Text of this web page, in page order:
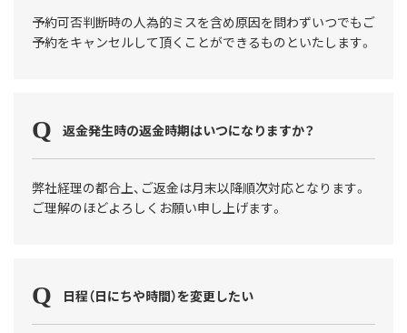
予約可否判断時の人為的ミスを含め原因を問わずいつでもご
予約をキャンセルして頂くことができるものといたします。
返金発生時の返金時期はいつになりますか？
弊社経理の都合上、ご返金は月末以降順次対応となります。
ご理解のほどよろしくお願い申し上げます。
日程（日にちや時間）を変更したい